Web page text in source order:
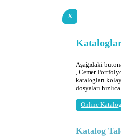
X
Aşağıdaki
, Cemer
katalogları
dosyaları
Online Katalog
Katalog